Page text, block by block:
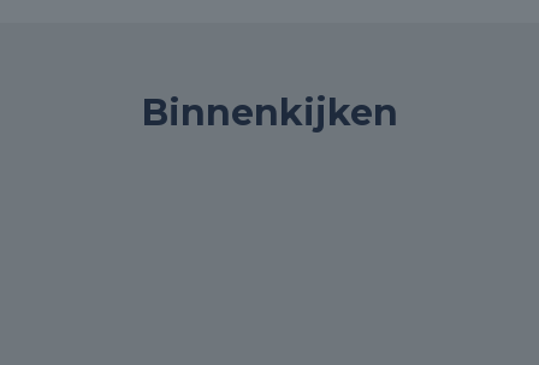
Binnenkijken